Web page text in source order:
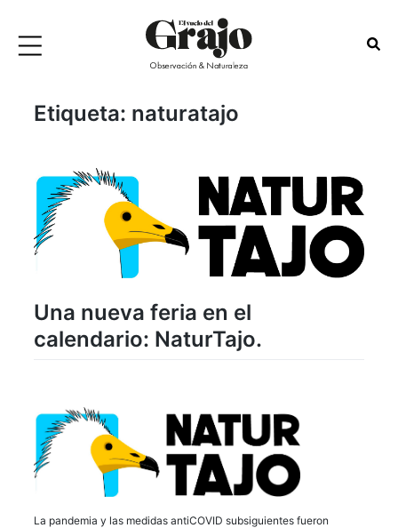
Etiqueta: naturatajo
Una nueva feria en el
calendario: NaturTajo.
La pandemia y las medidas antiCOVID subsiguientes fueron